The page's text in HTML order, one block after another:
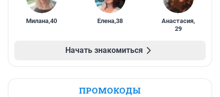
Милана,40 Елена,38 Анастасия,
29
Начать знакомиться
ПРОМОКОДЫ